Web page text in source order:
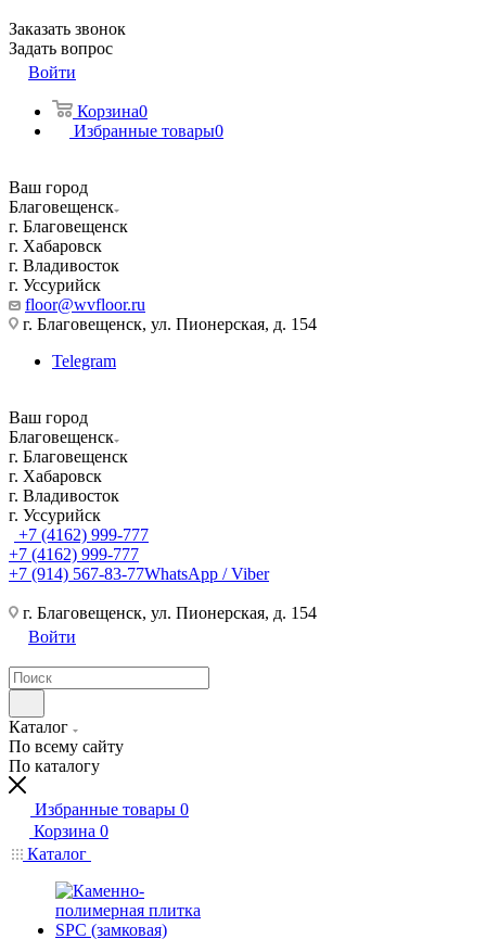
Заказать звонок
Задать вопрос
Войти
Корзина0
Избранные товары0
Ваш город
Благовещенск
г. Благовещенск
г. Хабаровск
г. Владивосток
г. Уссурийск
floor@wvfloor.ru
г. Благовещенск, ул. Пионерская, д. 154
Telegram
Ваш город
Благовещенск
г. Благовещенск
г. Хабаровск
г. Владивосток
г. Уссурийск
+7 (4162) 999-777
+7 (4162) 999-777
+7 (914) 567-83-77WhatsApp / Viber
г. Благовещенск, ул. Пионерская, д. 154
Войти
Каталог
По всему сайту
По каталогу
Избранные товары 0
Корзина 0
Каталог